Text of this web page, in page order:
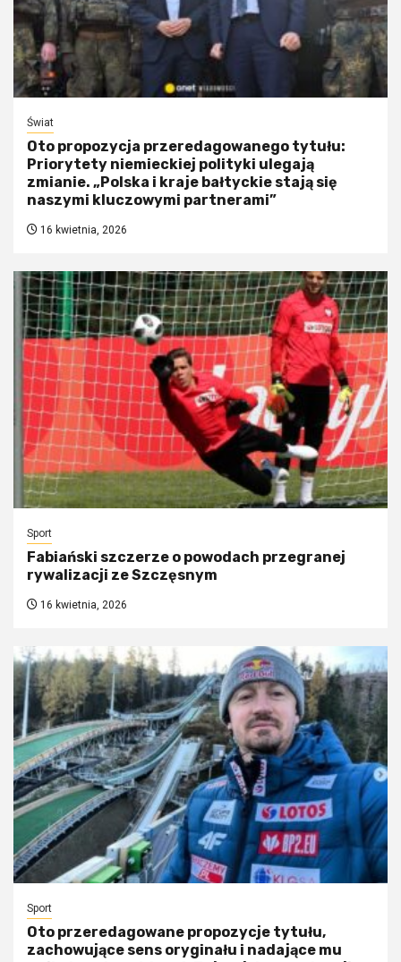
Świat
Oto propozycja przeredagowanego tytułu:
Priorytety niemieckiej polityki ulegają
zmianie. „Polska i kraje bałtyckie stają się
naszymi kluczowymi partnerami”
16 kwietnia, 2026
Sport
Fabiański szczerze o powodach przegranej
rywalizacji ze Szczęsnym
16 kwietnia, 2026
Sport
Oto przeredagowane propozycje tytułu,
zachowujące sens oryginału i nadające mu